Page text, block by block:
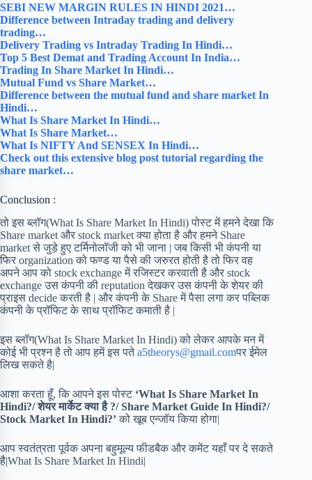
SEBI NEW MARGIN RULES IN HINDI 2021…
Difference between Intraday trading and delivery
trading…
Delivery Trading vs Intraday Trading In Hindi…
Top 5 Best Demat and Trading Account In India…
Trading In Share Market In Hindi…
Mutual Fund vs Share Market…
Difference between the mutual fund and share market In
Hindi…
What Is Share Market In Hindi…
What Is Share Market…
What Is NIFTY And SENSEX In Hindi…
Check out this extensive blog post tutorial regarding the
share market…
Conclusion :
तो इस ब्लॉग(What Is Share Market In Hindi) पोस्ट में हमने देखा कि
Share market और stock market क्या होता है और हमने Share
market से जुड़े हुए टर्मिनोलॉजी को भी जाना | जब किसी भी कंपनी या
फिर organization को फण्ड या पैसे की जरुरत होती है तो फिर वह
अपने आप को stock exchange में रजिस्टर करवाती है और stock
exchange उस कंपनी की reputation देखकर उस कंपनी के शेयर की
प्राइस decide करती है | और कंपनी के Share में पैसा लगा कर पब्लिक
कंपनी के प्रॉफिट के साथ प्रॉफिट कमाती है |
इस ब्लॉग(What Is Share Market In Hindi) को लेकर आपके मन में
कोई भी प्रश्न है तो आप हमें इस पतेa5theorys@gmail.comपर ईमेल
लिख सकते है|
आशा करता हूँ, कि आपने इस पोस्ट ‘What Is Share Market In
Hindi?/ शेयर मार्केट क्या है ?/ Share Market Guide In Hindi?/
Stock Market In Hindi?’को खूब एन्जॉय किया होगा|
आप स्वतंत्रता पूर्वक अपना बहुमूल्य फीडबैक और कमेंट यहाँ पर दे सकते
है|What Is Share Market In Hindi|